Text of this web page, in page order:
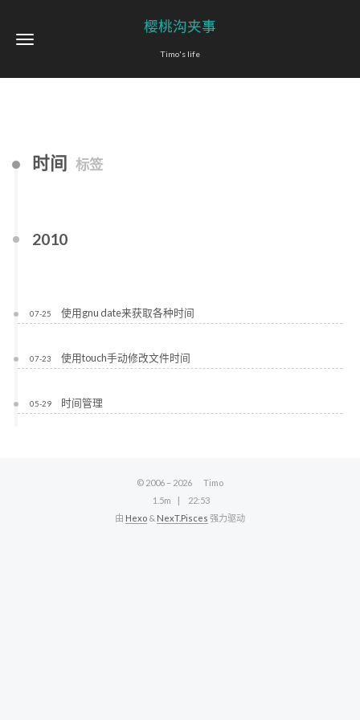
樱桃沟夹事
Timo's life
时间 标签
2010
07-25 使用gnu date来获取各种时间
07-23 使用touch手动修改文件时间
05-29 时间管理
© 2006 – 2026
Timo
1.5m
22:53
由 Hexo & NexT.Pisces 强力驱动